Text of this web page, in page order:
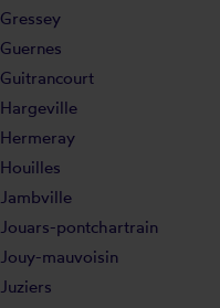
Gressey
Guernes
Guitrancourt
Hargeville
Hermeray
Houilles
Jambville
Jouars-pontchartrain
Jouy-mauvoisin
Juziers